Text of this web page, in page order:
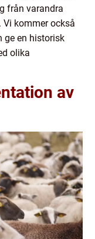
från varandra
kommer också
ge en historisk
olika
av